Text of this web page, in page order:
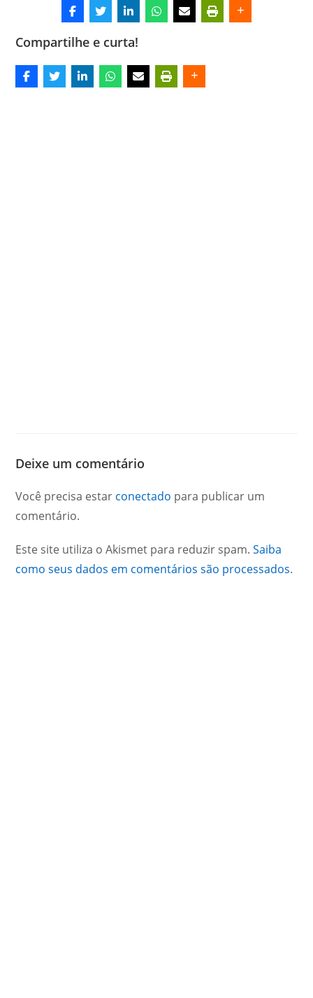
Compartilhe e curta!
Deixe um comentário
Você precisa estar conectado para publicar um
comentário.
Este site utiliza o Akismet para reduzir spam.Saiba
como seus dados em comentários são processados.